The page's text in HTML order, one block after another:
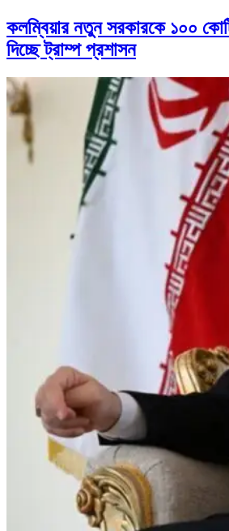
কলম্বিয়ার নতুন সরকারকে ১০০
দিচ্ছে ট্রাম্প প্রশাসন